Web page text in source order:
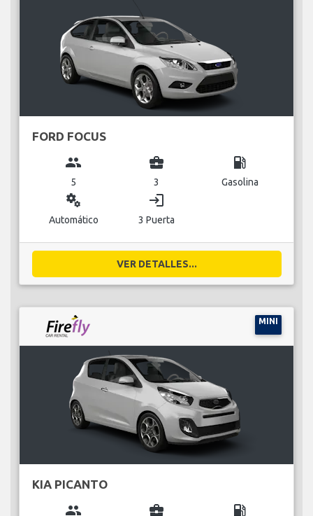
FORD FOCUS
group
5
business_center
3
local_gas_station
Gasolina
miscellaneous_services
Automático
login
3 Puerta
VER DETALLES...
MINI
KIA PICANTO
group business_center local_gas_station